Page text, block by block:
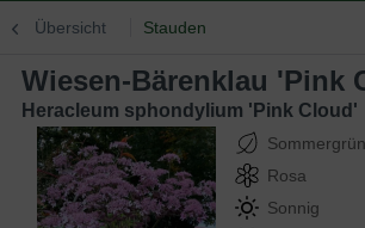
Übersicht Stauden
Wiesen-Bärenklau 'Pink
Heracleum sphondylium 'Pink Cloud'
Sommergrün
Rosa
Sonnig